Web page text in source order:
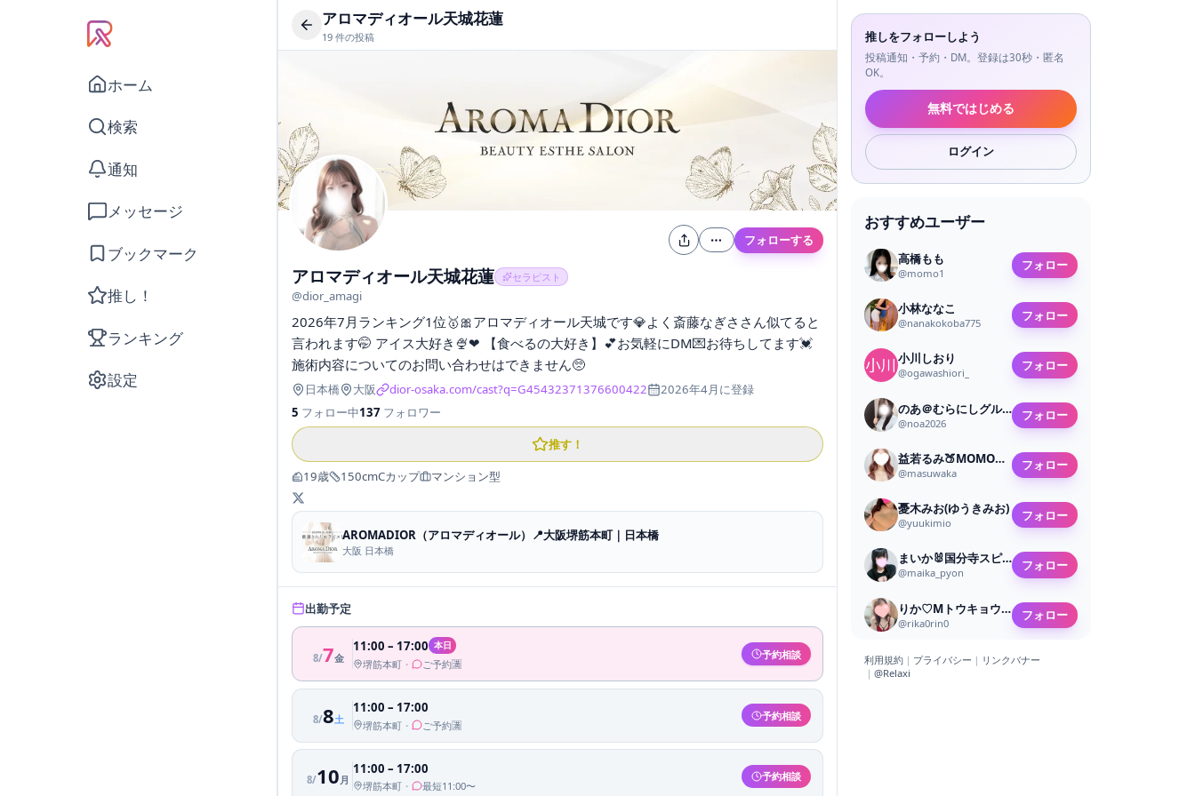
ホーム
検索
通知
メッセージ
ブックマーク
推し！
ランキング
設定
アロマディオール天城花蓮
19件の投稿
フォローする
アロマディオール天城花蓮 セラピスト
@dior_amagi
2026年7月ランキング1位🥇🎀アロマディオール天城です💎よく斎藤なぎささん似てると
言われます🤭 アイス大好き🍨❤︎ 【食べるの大好き】💕お気軽にDM💌お待ちしてます💓
施術内容についてのお問い合わせはできません🥺
日本橋 大阪 dior-osaka.com/cast?q=G45432371376600422 2026年4月 に登録
5 フォロー中137 フォロワー
推す！
19歳 150cmCカップ マンション型
AROMADIOR（アロマディオール）📍大阪堺筋本町｜日本橋
大阪 日本橋
出勤予定
8/7金
11:00 – 17:00 本日
堺筋本町 ・ ご予約🈵
予約相談
8/8土
11:00 – 17:00
堺筋本町 ・ ご予約🈵
予約相談
8/10月
11:00 – 17:00
堺筋本町 ・ 最短11:00〜
予約相談
推しをフォローしよう
投稿通知・予約・DM。登録は30秒・匿名
OK。
無料ではじめる
ログイン
おすすめユーザー
高橋もも
@momo1 フォロー
小林ななこ
@nanakokoba775 フォロー
小川しおり
@ogawashiori_ フォロー
のあ＠むらにしグループ
@noa2026 フォロー
益若るみ🍑MOMOスパ🍑
@masuwaka フォロー
憂木みお(ゆうきみお)
@yuukimio フォロー
まいか🐰国分寺スピリッツ
@maika_pyon フォロー
りか♡Mトウキョウ/RAISE
@rika0rin0 フォロー
利用規約 ｜ プライバシー ｜ リンクバナー
｜ @Relaxi